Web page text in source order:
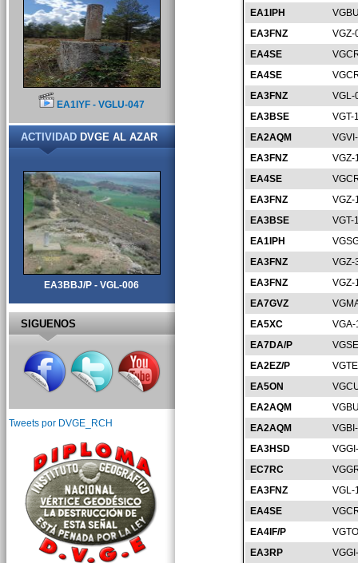
EA1IPH
EA3FNZ
VGZ-
EA4SE
EA4SE
EA3FNZ
VGL-
EA3BSE
VGT-
EA2AQM
EA3FNZ
VGZ-
EA4SE
EA3FNZ
VGZ-
EA3BSE
VGT-
EA1IPH
EA3FNZ
VGZ-
EA3FNZ
VGZ-
EA7GVZ
EA5XC
VGA-
EA7DA/P
EA2EZ/P
EA5ON
EA2AQM
EA2AQM
EA3HSD
EC7RC
EA3FNZ
VGL-
EA4SE
EA4IF/P
EA3RP
EA1IYF - VGLU-047
ACTIVIDADDVGE AL AZAR
EA3BBJ/P - VGL-006
SIGUENOS
Tweets por DVGE_RCH